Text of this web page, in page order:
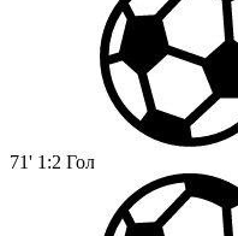
71' 1:2 Гол